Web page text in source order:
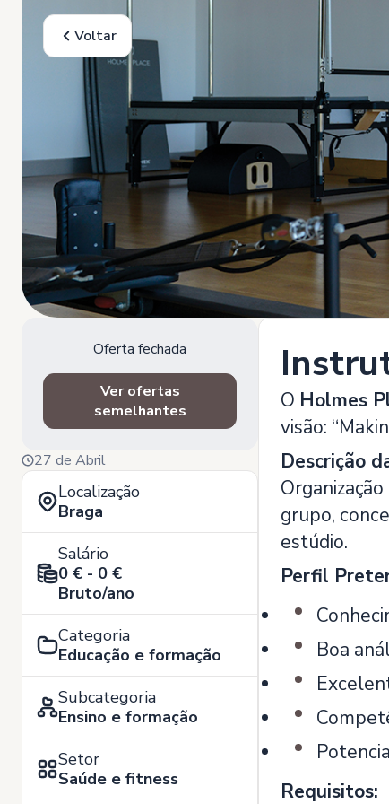
Voltar
Oferta fechada
Ver ofertas
semelhantes
27 de Abril
Localização
Braga
Salário
0 € - 0 €
Bruto/ano
Categoria
Educação e formação
Subcategoria
Ensino e formação
Setor
Saúde e fitness
O Holmes
visão:
Descrição
grupo,
estúdio.
Perfil
Boa
Requisitos: